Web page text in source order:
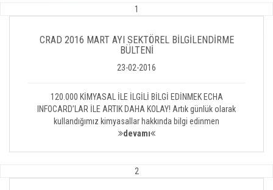
1
CRAD 2016 MART AYI SEKTÖREL BİLGİLENDİRME
BÜLTENİ
23-02-2016
120.000 KİMYASAL İLE İLGİLİ BİLGİ EDİNMEK ECHA
INFOCARD’LAR İLE ARTIK DAHA KOLAY! Artık günlük olarak
kullandığımız kimyasallar hakkında bilgi edinmen
devamı
2